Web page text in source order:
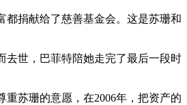
都捐献给了慈善基金会。这是苏珊和
去世，巴菲特陪她走完了最后一段时
重苏珊的意愿，在2006年，把资产的